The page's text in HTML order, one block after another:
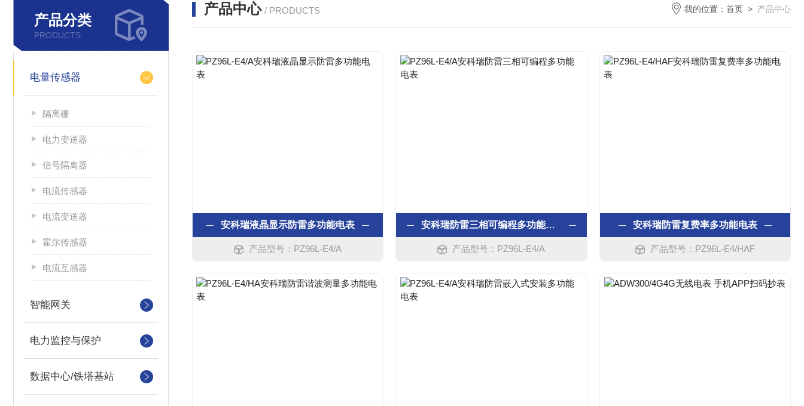
产品分类
PRODUCTS
电量传感器
隔离栅
电力变送器
信号隔离器
电流传感器
电流变送器
霍尔传感器
电流互感器
智能网关
电力监控与保护
数据中心/铁塔基站
产品中心 / PRODUCTS 我的位置： 首页 > 产品中心
安科瑞液晶显示防雷多功能电表
产品型号：PZ96L-E4/A
安科瑞防雷三相可编程多功能电表
产品型号：PZ96L-E4/A
安科瑞防雷复费率多功能电表
产品型号：PZ96L-E4/HAF